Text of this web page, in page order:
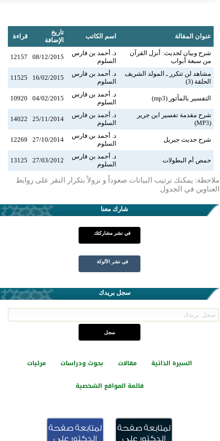
عنوان المقالة اسم الكاتب
تاريخ
الإضافة
قراءة
شرح وبيان لحديث: أنزل القرآن
من سبعة أبواب
د. أحمد بن فارس
السلوم
08/12/2015
12157
مشاهد لن تتكرر ـ المولد الشريف
الحلقة (3)
د. أحمد بن فارس
السلوم
16/02/2015
11525
التفسير بالمأثور (mp3)
د. أحمد بن فارس
السلوم
04/02/2015
10920
شرح مقدمة تفسير ابن جرير
(MP3)
د. أحمد بن فارس
السلوم
25/11/2014
14022
شرح حديث جبريل
د. أحمد بن فارس
السلوم
27/10/2014
12269
حمص أم البطولات
د. أحمد بن فارس
السلوم
27/03/2012
13125
ملاحظة: يمكنك ترتيب البيانات صعوداً و نزولاً بتكرار النقر على روابط
العناوين في الجدول
شارك معنا
في نشر مشاركتك
في نشر الألوكة
سجل بريدك
السيرة الذاتية مقالات بحوث ودراسات مرئيات
قائمة المواقع الشخصية